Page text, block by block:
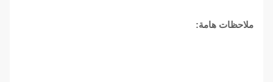
ملاحظات هامة: